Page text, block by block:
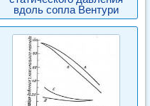
вдоль сопла Вентури